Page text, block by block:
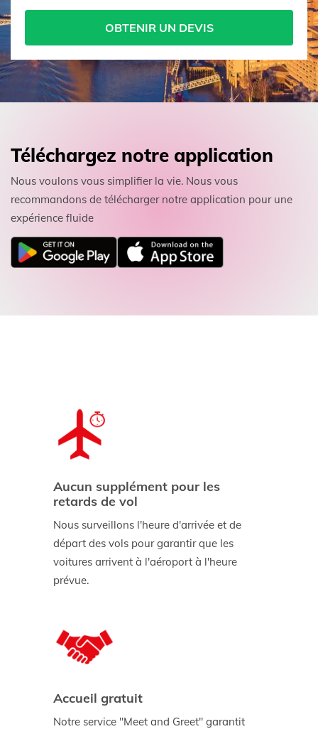
OBTENIR UN DEVIS
Téléchargez notre application
Nous voulons vous simplifier la vie. Nous vous
recommandons de télécharger notre application pour une
expérience fluide
Aucun supplément pour les
retards de vol
Nous surveillons l'heure d'arrivée et de
départ des vols pour garantir que les
voitures arrivent à l'aéroport à l'heure
prévue.
Accueil gratuit
Notre service "Meet and Greet" garantit